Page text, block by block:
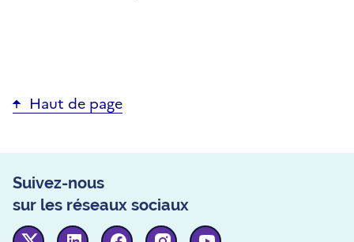
Haut de page
Suivez-nous
sur les réseaux sociaux